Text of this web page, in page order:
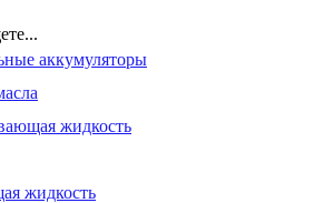
аккумуляторы
жидкость
жидкость